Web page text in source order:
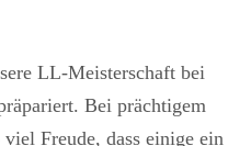
LL-Meisterschaft bei
Bei prächtigem
Freude, dass einige ein